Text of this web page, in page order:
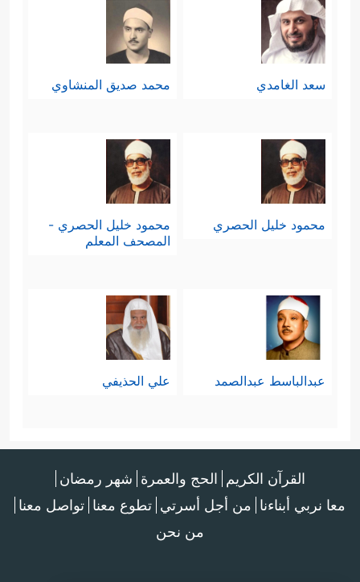
سعد الغامدي محمد صديق المنشاوي
محمود خليل الحصري
محمود خليل الحصري -
المصحف المعلم
عبدالباسط عبدالصمد علي الحذيفي
القرآن الكريم الحج والعمرة شهر رمضان
معا نربي أبناءنا من أجل أسرتي تطوع معنا تواصل معنا
من نحن